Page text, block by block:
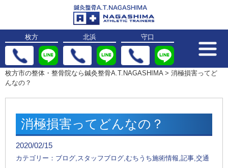
枚方 北浜 守口
枚方市の整体・整骨院なら鍼灸整骨A.T.NAGASHIMA> 消極損害ってど
んなの？
消極損害ってどんなの？
2020/02/15
カテゴリー：ブログ,スタッフブログ,むちうち施術情報,記事,交通